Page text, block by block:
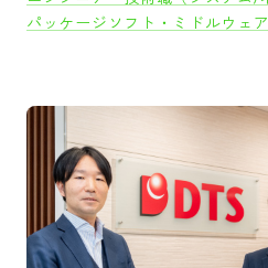
パッケージソフト・ミドルウェ